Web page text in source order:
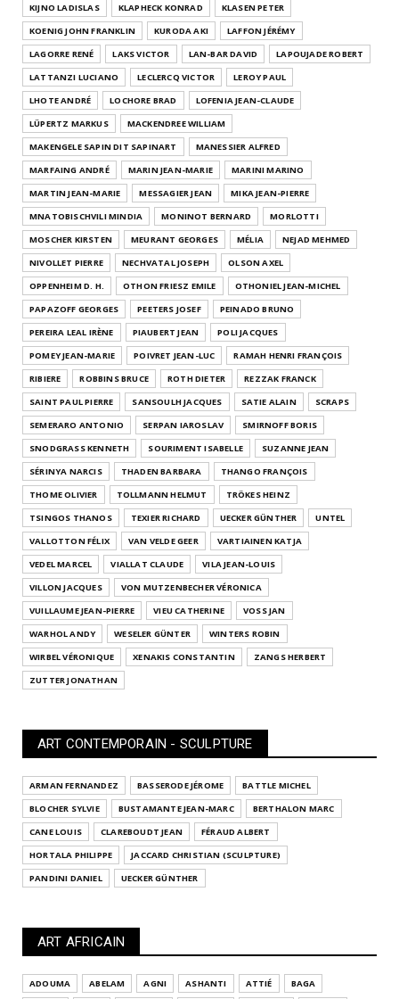
KIJNO LADISLAS
KLAPHECK KONRAD
KLASEN PETER
KOENIG JOHN FRANKLIN
KURODA AKI
LAFFON JÉRÉMY
LAGORRE RENÉ
LAKS VICTOR LAN-BAR DAVID
LAPOUJADE ROBERT
LATTANZI LUCIANO
LECLERCQ VICTOR
LEROY PAUL
LHOTE ANDRÉ
LOCHORE BRAD
LOFENIA JEAN-CLAUDE
LÜPERTZ MARKUS
MACKENDREE WILLIAM
MAKENGELE SAPIN DIT SAPINART
MANESSIER ALFRED
MARFAING ANDRÉ
MARIN JEAN-MARIE
MARINI MARINO
MARTIN JEAN-MARIE
MESSAGIER JEAN
MIKA JEAN-PIERRE
MNATOBISCHVILI MINDIA
MONINOT BERNARD
MORLOTTI
MOSCHER KIRSTEN
MEURANT GEORGES MÉLIA
NEJAD MEHMED
NIVOLLET PIERRE
NECHVATAL JOSEPH
OLSON AXEL
OPPENHEIM D. H.
OTHON FRIESZ EMILE
OTHONIEL JEAN-MICHEL
PAPAZOFF GEORGES
PEETERS JOSEF
PEINADO BRUNO
PEREIRA LEAL IRÈNE
PIAUBERT JEAN
POLI JACQUES
POMEY JEAN-MARIE
POIVRET JEAN-LUC
RAMAH HENRI FRANÇOIS
RIBIERE
ROBBINS BRUCE ROTH DIETER
REZZAK FRANCK
SAINT PAUL PIERRE
SANSOULH JACQUES SATIE ALAIN
SCRAPS
SEMERARO ANTONIO
SERPAN IAROSLAV
SMIRNOFF BORIS
SNODGRASS KENNETH
SOURIMENT ISABELLE
SUZANNE JEAN
SÉRINYA NARCIS
THADEN BARBARA
THANGO FRANÇOIS
THOME OLIVIER
TOLLMANN HELMUT
TRÖKES HEINZ
TSINGOS THANOS
TEXIER RICHARD UECKER GÜNTHER
UNTEL
VALLOTTON FÉLIX
VAN VELDE GEER
VARTIAINEN KATJA
VEDEL MARCEL
VIALLAT CLAUDE
VILA JEAN-LOUIS
VILLON JACQUES
VON MUTZENBECHER VÉRONICA
VUILLAUME JEAN-PIERRE
VIEU CATHERINE
VOSS JAN
WARHOL ANDY
WESELER GÜNTER
WINTERS ROBIN
WIRBEL VÉRONIQUE
XENAKIS CONSTANTIN
ZANGS HERBERT
ZUTTER JONATHAN
ART CONTEMPORAIN - SCULPTURE
ARMAN FERNANDEZ BASSERODE JÉROME
BATTLE MICHEL
BLOCHER SYLVIE
BUSTAMANTE JEAN-MARC
BERTHALON MARC
CANE LOUIS
CLAREBOUDT JEAN
FÉRAUD ALBERT
HORTALA PHILIPPE
JACCARD CHRISTIAN (SCULPTURE)
PANDINI DANIEL
UECKER GÜNTHER
ART AFRICAIN
ADOUMA ABELAM AGNI ASHANTI ATTIÉ BAGA